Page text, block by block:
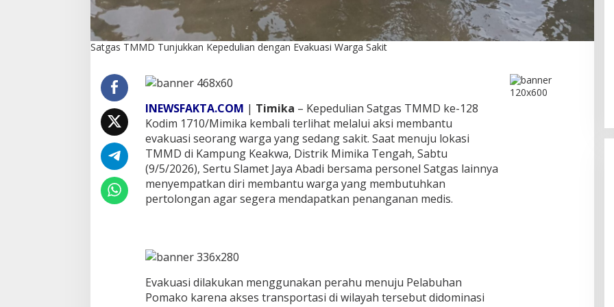
a
k
u
a
s
W
r
g
a
S
a
k
i
Satgas TMMD Tunjukkan Kepedulian dengan Evakuasi Warga Sakit
INEWSFAKTA.COM | Timika – Kepedulian Satgas TMMD ke-128
Kodim 1710/Mimika kembali terlihat melalui aksi membantu
evakuasi seorang warga yang sedang sakit. Saat menuju lokasi
TMMD di Kampung Keakwa, Distrik Mimika Tengah, Sabtu
(9/5/2026), Sertu Slamet Jaya Abadi bersama personel Satgas lainnya
menyempatkan diri membantu warga yang membutuhkan
pertolongan agar segera mendapatkan penanganan medis.
Evakuasi dilakukan menggunakan perahu menuju Pelabuhan
Pomako karena akses transportasi di wilayah tersebut didominasi
Ta’aruf / Silaturahmi dan
Penyerahan SK Pengurus Baru,
Fokus Konsolidasi Jelang
Musancab 13 September 2026
Agustus 2, 2026